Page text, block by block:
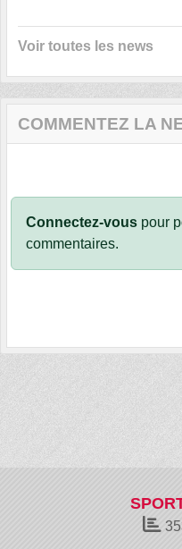
Voir toutes les news
COMMENTEZ LA
Connectez-vous pour
commentaires.